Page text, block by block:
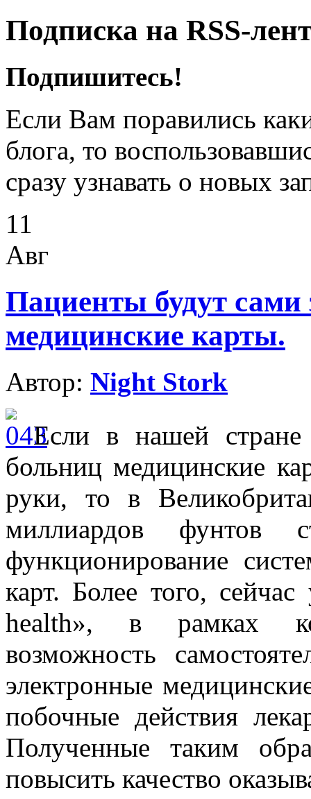
Подписка на RSS-
Подпишитесь!
Если Вам поравились
блога, то
сразу узнавать о новых
11
Авг
Пациенты будут сами
медицинские карты.
Автор: Night Stork
Если в нашей
больниц медицинские
руки, то в
миллиардов фунтов
функционирование
карт. Более того,
health», в рамках
возможность
электронные
побочные действия
Полученные таким
повысить качество